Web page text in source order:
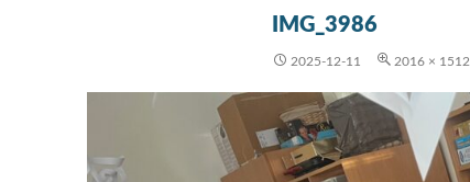
IMG_3986
2025-12-11 2016 × 1512